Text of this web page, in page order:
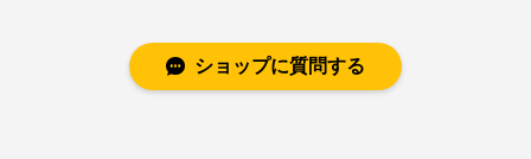
ショップに質問する